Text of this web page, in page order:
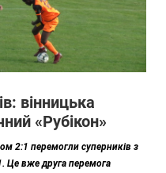
вінницька
«Рубікон»
2:1 перемогли суперників з
Це вже друга перемога